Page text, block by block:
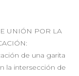
UNIÓN POR LA
de una garita
la intersección de